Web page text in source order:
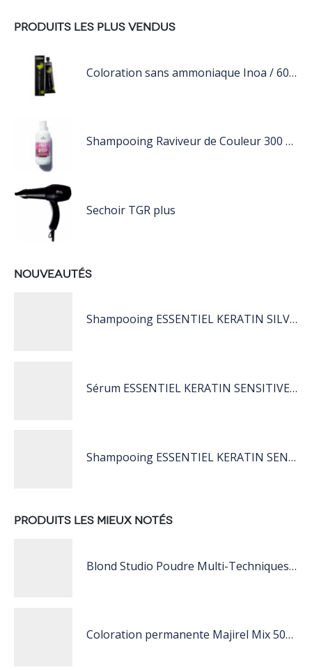
PRODUITS LES PLUS VENDUS
Coloration sans ammoniaque Inoa / 60ML
Shampooing Raviveur de Couleur 300 ml Rose de Schwarzkopf Professional
Sechoir TGR plus
NOUVEAUTÉS
Shampooing ESSENTIEL KERATIN SILVER 250ML
Sérum ESSENTIEL KERATIN SENSITIVE 40 ML
Shampooing ESSENTIEL KERATIN SENSITIVE 1L
PRODUITS LES MIEUX NOTÉS
Blond Studio Poudre Multi-Techniques Éclaircissante Jusqu'À 9 Tons
Coloration permanente Majirel Mix 50ML